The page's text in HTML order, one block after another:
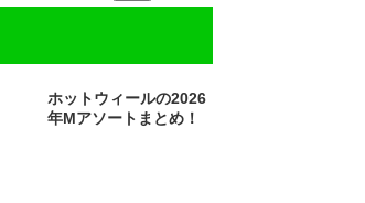
ホットウィールの2026
年Mアソートまとめ！